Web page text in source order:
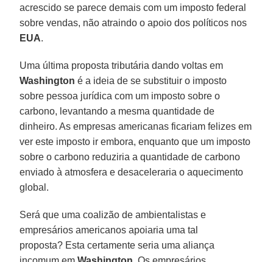
acrescido se parece demais com um imposto federal
sobre vendas, não atraindo o apoio dos políticos nos
EUA.
Uma última proposta tributária dando voltas em
Washington é a ideia de se substituir o imposto
sobre pessoa jurídica com um imposto sobre o
carbono, levantando a mesma quantidade de
dinheiro. As empresas americanas ficariam felizes em
ver este imposto ir embora, enquanto que um imposto
sobre o carbono reduziria a quantidade de carbono
enviado à atmosfera e desaceleraria o aquecimento
global.
Será que uma coalizão de ambientalistas e
empresários americanos apoiaria uma tal
proposta? Esta certamente seria uma aliança